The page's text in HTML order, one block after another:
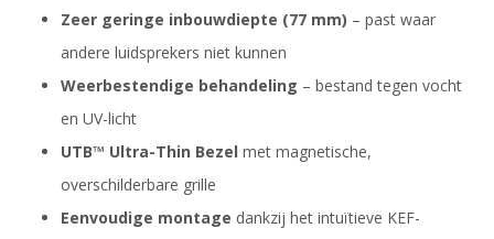
Zeer geringe inbouwdiepte (77 mm) – past waar
andere luidsprekers niet kunnen
Weerbestendige behandeling – bestand tegen vocht
en UV-licht
UTB™ Ultra-Thin Bezel met magnetische,
overschilderbare grille
Eenvoudige montage dankzij het intuïtieve KEF-